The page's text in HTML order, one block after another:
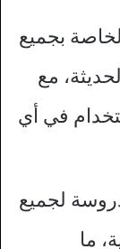
بجميع
مع
في أي
لجميع
ما